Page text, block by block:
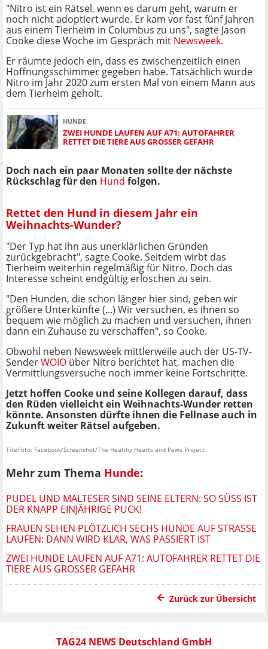
"Nitro ist ein Rätsel, wenn es darum geht, warum er
noch nicht adoptiert wurde. Er kam vor fast fünf Jahren
aus einem Tierheim in Columbus zu uns", sagte Jason
Cooke diese Woche im Gespräch mit Newsweek.
Er räumte jedoch ein, dass es zwischenzeitlich einen
Hoffnungsschimmer gegeben habe. Tatsächlich wurde
Nitro im Jahr 2020 zum ersten Mal von einem Mann aus
dem Tierheim geholt.
HUNDE
ZWEI HUNDE LAUFEN AUF A71: AUTOFAHRER
RETTET DIE TIERE AUS GROSSER GEFAHR
Doch nach ein paar Monaten sollte der nächste
Rückschlag für den Hund folgen.
Rettet den Hund in diesem Jahr ein
Weihnachts-Wunder?
"Der Typ hat ihn aus unerklärlichen Gründen
zurückgebracht", sagte Cooke. Seitdem wirbt das
Tierheim weiterhin regelmäßig für Nitro. Doch das
Interesse scheint endgültig erloschen zu sein.
"Den Hunden, die schon länger hier sind, geben wir
größere Unterkünfte (...) Wir versuchen, es ihnen so
bequem wie möglich zu machen und versuchen, ihnen
dann ein Zuhause zu verschaffen", so Cooke.
Obwohl neben Newsweek mittlerweile auch der US-TV-
SenderWOIO über Nitro berichtet hat, machen die
Vermittlungsversuche noch immer keine Fortschritte.
Jetzt hoffen Cooke und seine Kollegen darauf, dass
den Rüden vielleicht ein Weihnachts-Wunder retten
könnte. Ansonsten dürfte ihnen die Fellnase auch in
Zukunft weiter Rätsel aufgeben.
Titelfoto: Facebook/Screenshot/The Healthy Hearts and Paws Project
Mehr zum Thema Hunde:
PUDEL UND MALTESER SIND SEINE ELTERN: SO SÜSS IST D
ER KNAPP EINJÄHRIGE PUCK!
FRAUEN SEHEN PLÖTZLICH SECHS HUNDE AUF STRASSE L
AUFEN: DANN WIRD KLAR, WAS PASSIERT IST
ZWEI HUNDE LAUFEN AUF A71: AUTOFAHRER RETTET DIE
TIERE AUS GROSSER GEFAHR
Zurück zur Übersicht
TAG24 NEWS Deutschland GmbH